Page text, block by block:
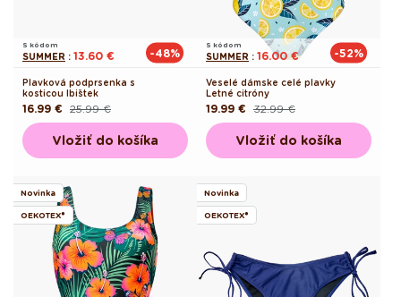
S kódom
SUMMER : 13.60 € -48%
Plavková podprsenka s
kosticou Ibištek
Pôvodná
cena
25.99 €
Akciová
cena
16.99 €
Vložiť do košíka
S kódom
SUMMER : 16.00 € -52%
Veselé dámske celé plavky
Letné citróny
Pôvodná
cena
32.99 €
Akciová
cena
19.99 €
Vložiť do košíka
Novinka
OEKOTEX®
Novinka
OEKOTEX®